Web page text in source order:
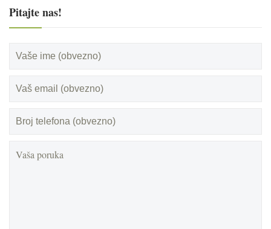
Pitajte nas!